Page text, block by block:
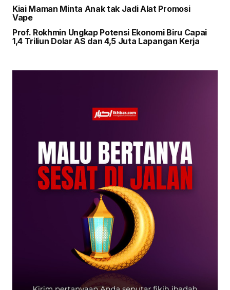
Kiai Maman Minta Anak tak Jadi Alat Promosi
Vape
Prof. Rokhmin Ungkap Potensi Ekonomi Biru Capai
1,4 Triliun Dolar AS dan 4,5 Juta Lapangan Kerja